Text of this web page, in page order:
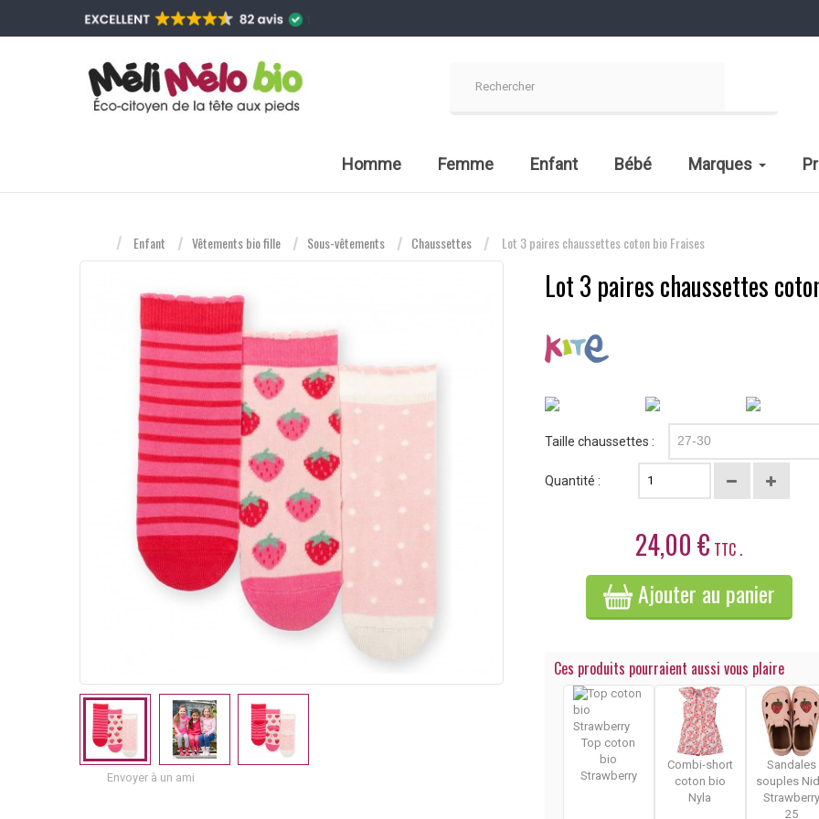
Homme Femme Enfant Bébé Marques
Enfant Vêtements bio fille Sous-vêtements Chaussettes Lot 3 paires chaussettes coton bio Fraises
Envoyer à un ami
Lot 3 paires chaussettes
Taille chaussettes : 27-30
Quantité :
24,00 € TTC .
Ajouter au panier
Ces produits pourraient aussi vous plaire
Top coton
bio
Strawberry
Combi-short
coton bio
Nyla
Sandales
souples
Strawberry
25